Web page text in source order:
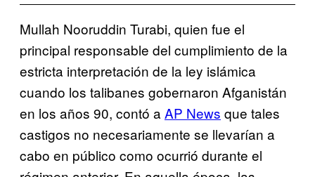
Mullah Nooruddin Turabi, quien fue el
principal responsable del cumplimiento de la
estricta interpretación de la ley islámica
cuando los talibanes gobernaron Afganistán
en los años 90, contó a AP News que tales
castigos no necesariamente se llevarían a
cabo en público como ocurrió durante el